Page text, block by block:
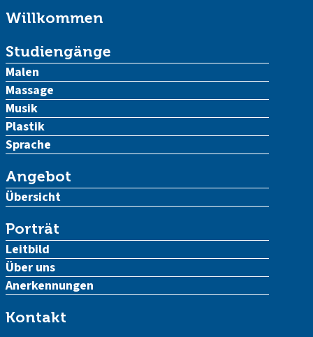
Willkommen
Studiengänge
Malen
Massage
Musik
Plastik
Sprache
Angebot
Übersicht
Porträt
Leitbild
Über uns
Anerkennungen
Kontakt